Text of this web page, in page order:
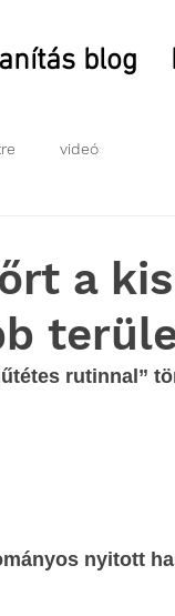
blog
videó
a kis
rutinnal”
nyitott